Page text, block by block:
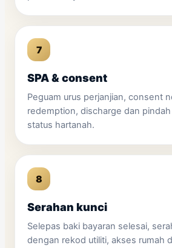
SPA & consent
Peguam urus perjanjian, consent
redemption, discharge dan
status hartanah.
Serahan kunci
Selepas baki bayaran selesai,
dengan rekod utiliti, akses rumah